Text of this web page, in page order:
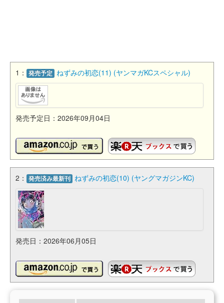
1： 発売予定 ねずみの初恋(11) (ヤンマガKCスペシャル)
発売予定日：2026年09月04日
2： 発売済み最新刊 ねずみの初恋(10) (ヤングマガジンKC)
発売日：2026年06月05日